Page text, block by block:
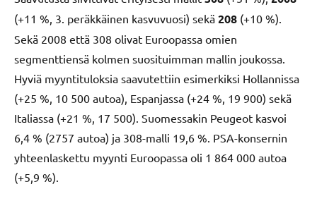
(+11 %, 3. peräkkäinen kasvuvuosi) sekä 208 (+10 %).
Sekä 2008 että 308 olivat Euroopassa omien
segmenttiensä kolmen suosituimman mallin joukossa.
Hyviä myyntituloksia saavutettiin esimerkiksi Hollannissa
(+25 %, 10 500 autoa), Espanjassa (+24 %, 19 900) sekä
Italiassa (+21 %, 17 500). Suomessakin Peugeot kasvoi
6,4 % (2757 autoa) ja 308-malli 19,6 %. PSA-konsernin
yhteenlaskettu myynti Euroopassa oli 1 864 000 autoa
(+5,9 %).